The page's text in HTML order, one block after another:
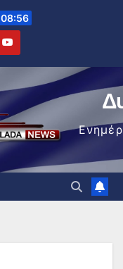
08:56